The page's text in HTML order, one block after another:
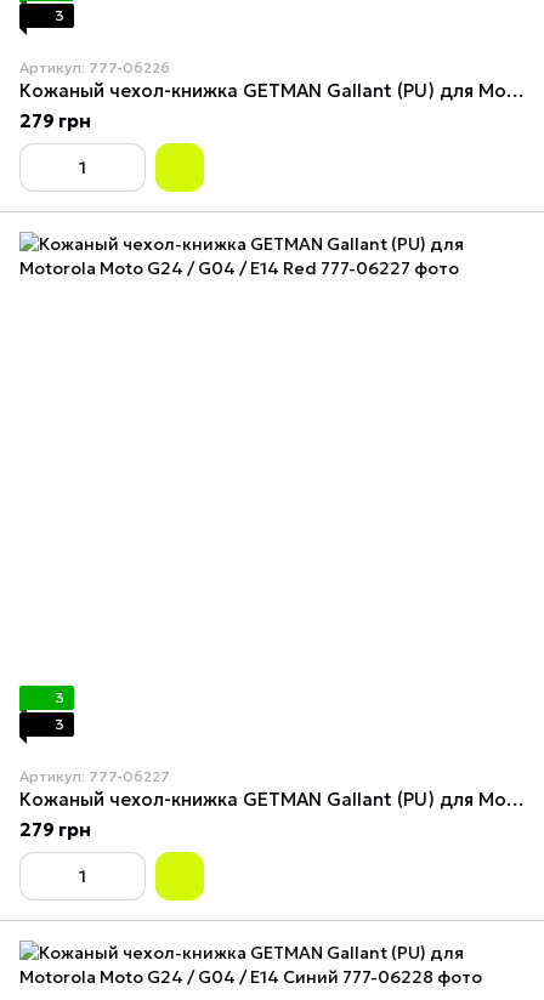
3
Артикул: 777-06226
Кожаный чехол-книжка GETMAN Gallant (PU) для Motorola Moto G24 / G04 / E14 Brown
279 грн
3
3
Артикул: 777-06227
Кожаный чехол-книжка GETMAN Gallant (PU) для Motorola Moto G24 / G04 / E14 Red
279 грн